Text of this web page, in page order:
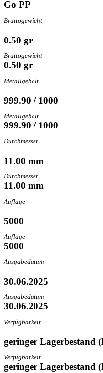
Go PP
Bruttogewicht
0.50 gr
Bruttogewicht
0.50 gr
Metallgehalt
999.90 / 1000
Metallgehalt
999.90 / 1000
Durchmesser
11.00 mm
Durchmesser
11.00 mm
Auflage
5000
Auflage
5000
Ausgabedatum
30.06.2025
Ausgabedatum
30.06.2025
Verfügbarkeit
geringer Lagerbestand
Verfügbarkeit
geringer Lagerbestand